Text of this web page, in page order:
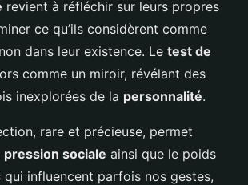
revient à réfléchir sur leurs propres
ce qu’ils considèrent comme
dans leur existence. Le test de
comme un miroir, révélant des
inexplorées de la personnalité.
rare et précieuse, permet
pression sociale ainsi que le poids
qui influencent parfois nos gestes,